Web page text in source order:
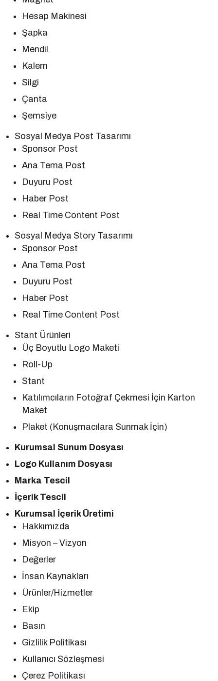
Hesap Makinesi
Şapka
Mendil
Kalem
Silgi
Çanta
Şemsiye
Sosyal Medya Post Tasarımı
Sponsor Post
Ana Tema Post
Duyuru Post
Haber Post
Real Time Content Post
Sosyal Medya Story Tasarımı
Sponsor Post
Ana Tema Post
Duyuru Post
Haber Post
Real Time Content Post
Stant Ürünleri
Üç Boyutlu Logo Maketi
Roll-Up
Stant
Katılımcıların Fotoğraf Çekmesi İçin Karton
Maket
Plaket (Konuşmacılara Sunmak İçin)
Kurumsal Sunum Dosyası
Logo Kullanım Dosyası
Marka Tescil
İçerik Tescil
Kurumsal İçerik Üretimi
Hakkımızda
Misyon – Vizyon
Değerler
İnsan Kaynakları
Ürünler/Hizmetler
Ekip
Basın
Gizlilik Politikası
Kullanıcı Sözleşmesi
Çerez Politikası